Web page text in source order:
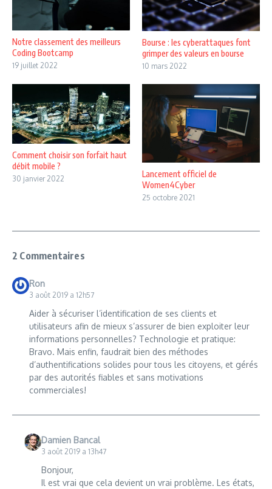
Notre classement des meilleurs
Coding Bootcamp
19 juillet 2022
Bourse : les cyberattaques font
grimper des valeurs en bourse
10 mars 2022
Comment choisir son forfait haut
débit mobile ?
30 janvier 2022
Lancement officiel de
Women4Cyber
25 octobre 2021
2 Commentaires
Ron
3 août 2019 a 12h57
Aider à sécuriser l’identification de ses clients et
utilisateurs afin de mieux s’assurer de bien exploiter leur
informations personnelles? Technologie et pratique:
Bravo. Mais enfin, faudrait bien des méthodes
d’authentifications solides pour tous les citoyens, et gérés
par des autorités fiables et sans motivations
commerciales!
Damien Bancal
3 août 2019 a 13h47
Bonjour,
Il est vrai que cela devient un vrai problème. Les états,